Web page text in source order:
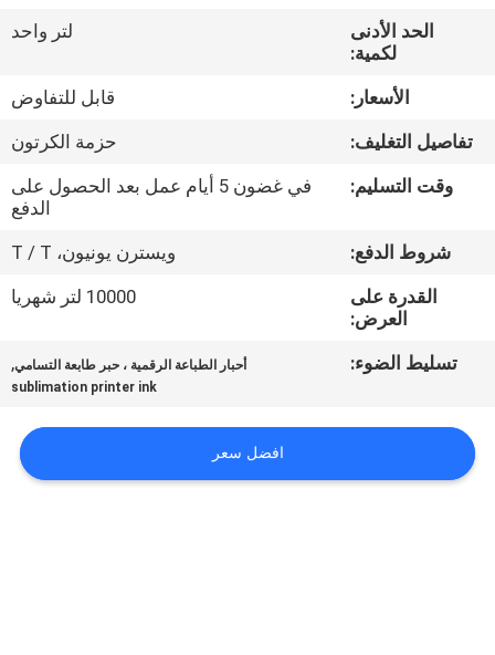
جولة
المعمل
ضبط
اتصل
جميع
الحد الأدنى
لكمية:
لتر واحد
الأسعار:
قابل للتفاوض
تفاصيل التغليف:
حزمة الكرتون
وقت التسليم:
في غضون 5 أيام عمل بعد الحصول على
الدفع
شروط الدفع:
ويسترن يونيون، T / T
القدرة على
العرض:
10000 لتر شهريا
تسليط الضوء: أحبار الطباعة الرقمية ، حبر طابعة التسامي,
sublimation printer ink
افضل سعر